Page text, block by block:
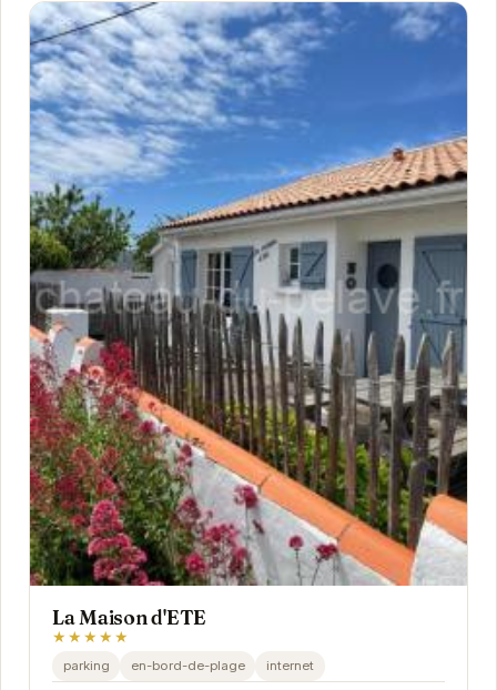
La Maison d'ETE
★★★★★
parking en-bord-de-plage internet